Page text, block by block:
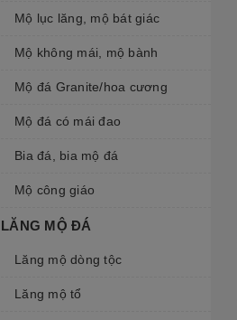
Mộ lục lăng, mộ bát giác
Mộ không mái, mộ bành
Mộ đá Granite/hoa cương
Mộ đá có mái đao
Bia đá, bia mộ đá
Mộ công giáo
LĂNG MỘ ĐÁ
Lăng mộ dòng tộc
Lăng mộ tổ